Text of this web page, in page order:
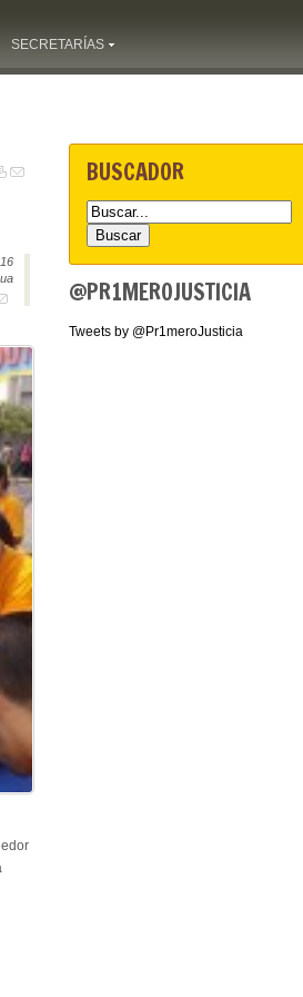
SECRETARÍAS
BUSCADOR
@PR1MEROJUSTICIA
Tweets by @Pr1meroJusticia